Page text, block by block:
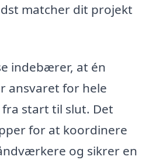
matcher dit projekt
indebærer, at én
ansvaret for hele
start til slut. Det
for at koordinere
og sikrer en